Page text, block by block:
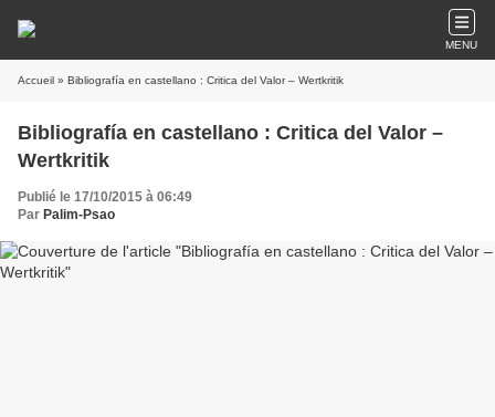
MENU
Accueil » Bibliografía en castellano : Critica del Valor – Wertkritik
Bibliografía en castellano : Critica del Valor –
Wertkritik
Publié le 17/10/2015 à 06:49
Par Palim-Psao